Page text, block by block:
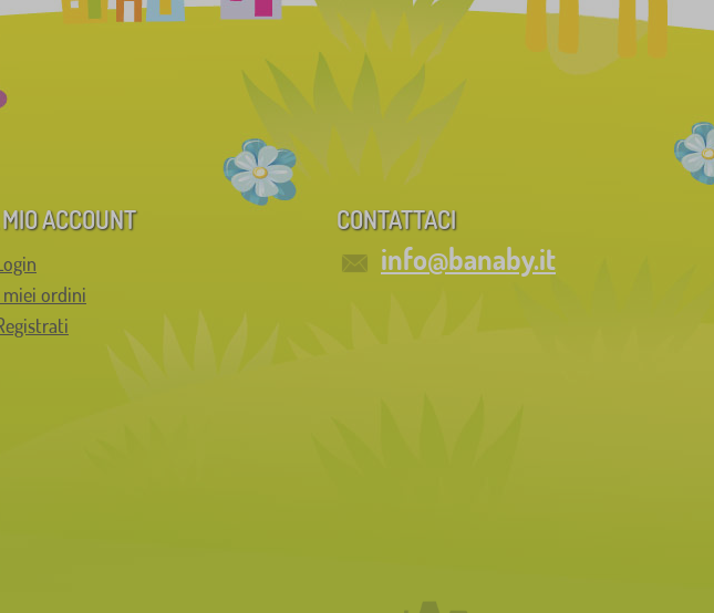
ACCOUNT
miei ordini
CONTATTACI
info@banaby.it